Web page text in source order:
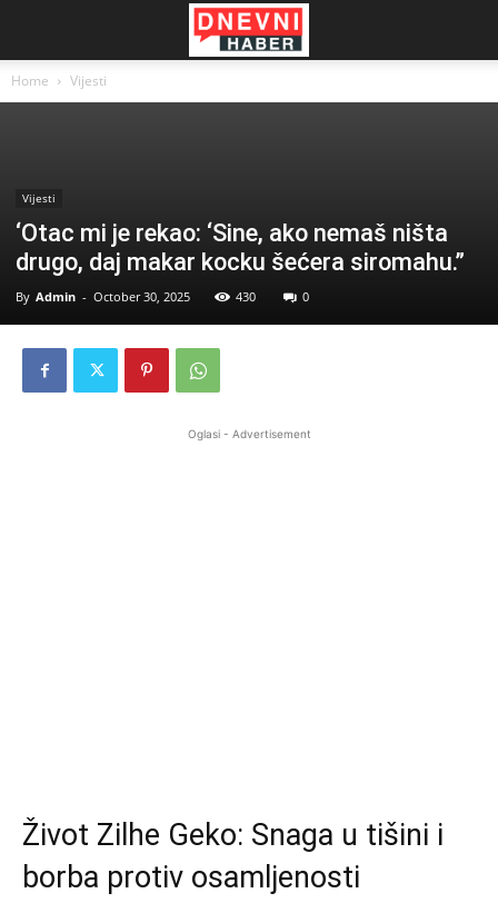
Home Vijesti
Vijesti
‘Otac mi je rekao: ‘Sine, ako nemaš ništa
drugo, daj makar kocku šećera siromahu.”
By Admin - October 30, 2025 430 0
Oglasi - Advertisement
Život Zilhe Geko: Snaga u tišini i
borba protiv osamljenosti